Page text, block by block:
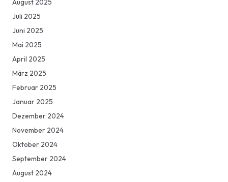
August 2025
Juli 2025
Juni 2025
Mai 2025
April 2025
März 2025
Februar 2025
Januar 2025
Dezember 2024
November 2024
Oktober 2024
September 2024
August 2024